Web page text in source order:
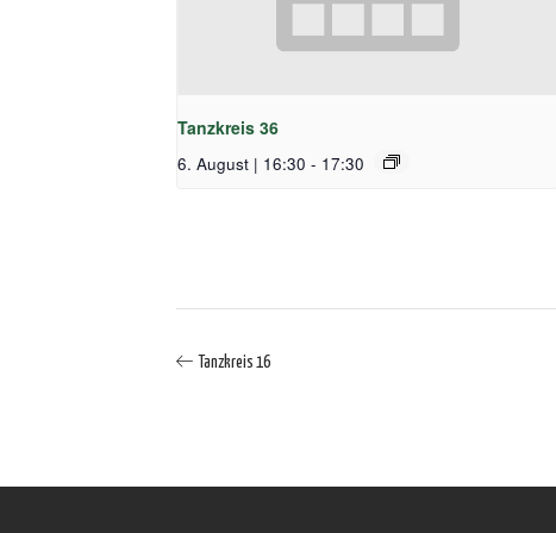
Tanzkreis 36
6. August | 16:30 - 17:30
Tanzkreis 16